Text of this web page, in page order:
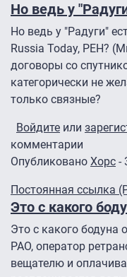
Но ведь у
Но ведь у "Радуги"
Russia Today, РЕН?
договоры со
категорически не
только связные?
Войдите или
комментарии
Опубликовано Xopc -
Ответ наСтатья
Постоянная ссылка
Это с какого
Это с какого бодуна
РАО, оператор
вещателю и